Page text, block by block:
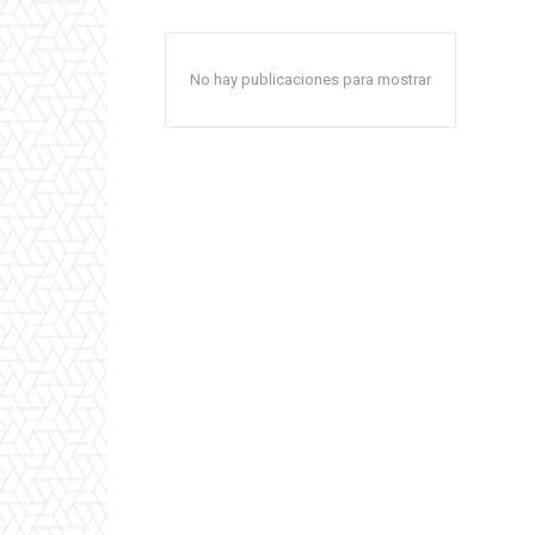
No hay publicaciones para mostrar